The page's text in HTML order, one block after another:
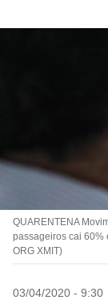
QUARENTENA
passageiros cai 60%
ORG XMIT)
03/04/2020 - 9:30